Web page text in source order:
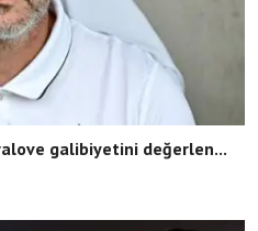
galibiyetini değerlen...